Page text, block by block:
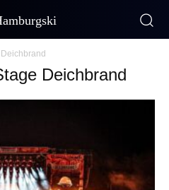
Deichbrand